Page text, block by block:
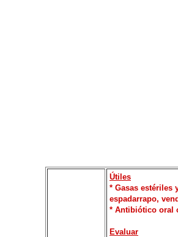
Útiles
* Gasas estériles
espadarrapo,
* Antibiótico oral
Evaluar